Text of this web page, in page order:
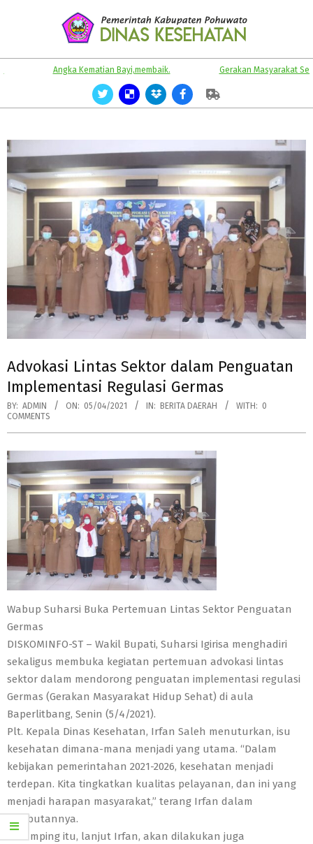
KABUPATEN
POHUWATO
Angka Kematian Bayi,membaik. Gerakan Masyarakat Sehat.
Advokasi Lintas Sektor dalam Penguatan
Implementasi Regulasi Germas
BY: ADMIN ON: 05/04/2021 IN: BERITA DAERAH WITH: 0
COMMENTS
Wabup Suharsi Buka Pertemuan Lintas Sektor Penguatan
Germas
DISKOMINFO-ST – Wakil Bupati, Suharsi Igirisa menghadiri
sekaligus membuka kegiatan pertemuan advokasi lintas
sektor dalam mendorong penguatan implementasi regulasi
Germas (Gerakan Masyarakat Hidup Sehat) di aula
Baperlitbang, Senin (5/4/2021).
Plt. Kepala Dinas Kesehatan, Irfan Saleh menuturkan, isu
kesehatan dimana-mana menjadi yang utama. “Dalam
kebijakan pemerintahan 2021-2026, kesehatan menjadi
terdepan. Kita tingkatkan kualitas pelayanan, dan ini yang
menjadi harapan masyarakat,” terang Irfan dalam
sambutannya.
Di samping itu, lanjut Irfan, akan dilakukan juga